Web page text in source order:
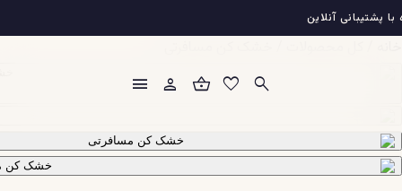
رفتن
به
پشتیبانی آنلاین
search
favorite
shopping_basket
person
menu